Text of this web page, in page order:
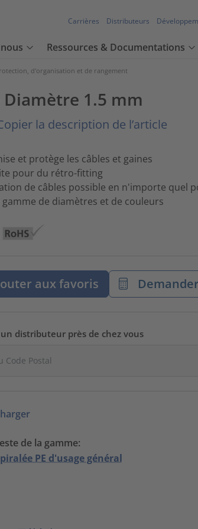
Carrières Distributeurs
Ressources & Documentations
d'organisation et de rangement
1.5 mm
la description de l’article
et protège les câbles et gaines
pour du rétro-fitting
de câbles possible en n'importe quel
gamme de diamètres et de couleurs
aux favoris
distributeur près de chez vous
de la gamme:
PE d'usage général